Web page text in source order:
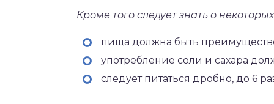
Кроме того следует знать о
пища должна быть
употребление соли и сахара
следует питаться дробно, до 6